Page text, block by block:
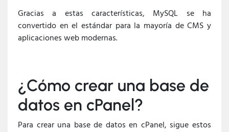
Gracias a estas características, MySQL se ha
convertido en el estándar para la mayoría de CMS y
aplicaciones web modernas.
¿Cómo crear una base de
datos en cPanel?
Para crear una base de datos en cPanel, sigue estos